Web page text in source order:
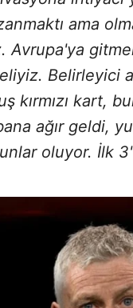
ama
Avrupa'ya
Belirleyici
kırmızı kart,
ağır geldi,
oluyor. İlk